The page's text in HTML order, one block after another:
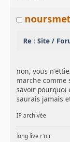
Re : Site /
non, vous
marche comme
savoir pourquoi
saurais jamais
IP archivée
long live r'n'r